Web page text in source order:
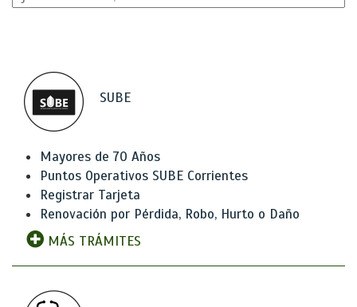
SUBE
Mayores de 70 Años
Puntos Operativos SUBE Corrientes
Registrar Tarjeta
Renovación por Pérdida, Robo, Hurto o Daño
MÁS TRÁMITES